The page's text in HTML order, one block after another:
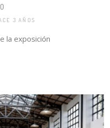
3 AÑOS
la exposición